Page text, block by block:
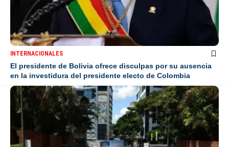
INTERNACIONALES
El presidente de Bolivia ofrece disculpas por su ausencia
en la investidura del presidente electo de Colombia